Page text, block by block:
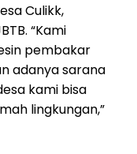
Culikk,
“Kami
pembakar
adanya sarana
kami bisa
lingkungan,”